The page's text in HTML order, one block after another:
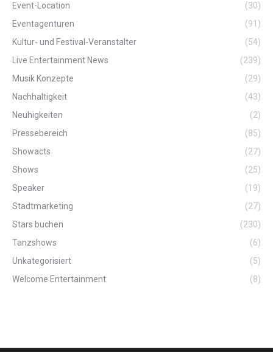
Event-Location
(30)
Eventagenturen
(91)
Kultur- und Festival-Veranstalter
(54)
Live Entertainment News
(239)
Musik Konzepte
(29)
Nachhaltigkeit
(43)
Neuhigkeiten
(2)
Pressebereich
(85)
Showacts
(27)
Shows
(25)
Speaker
(19)
Stadtmarketing
(27)
Stars buchen
(230)
Tanzshows
(6)
Unkategorisiert
(5)
Welcome Entertainment
(8)